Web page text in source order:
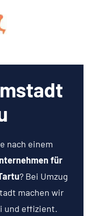
nach einem
für
? Bei Umzug
machen wir
und effizient.